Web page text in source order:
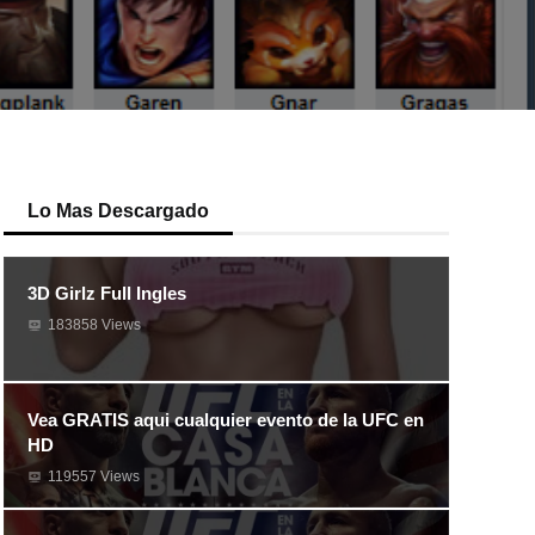
Lo Mas Descargado
3D Girlz Full Ingles
183858 Views
Vea GRATIS aqui cualquier evento de la UFC en
HD
119557 Views